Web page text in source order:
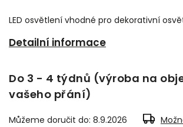
LED osvětlení vhodné pro dekorativní
Detailní informace
Do 3 - 4 týdnů (výroba na
vašeho přání)
Můžeme doručit do: 8.9.2026